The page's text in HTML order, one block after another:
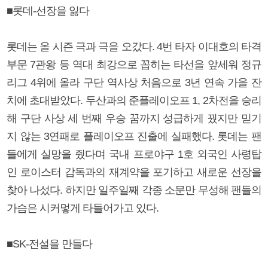
■롯데-선장을 잃다
롯데는 올 시즌 극과 극을 오갔다. 4번 타자 이대호의 타격
부문 7관왕 등 역대 최강으로 꼽히는 타선을 앞세워 정규
리그 4위에 올라 구단 역사상 처음으로 3년 연속 가을 잔
치에 초대받았다. 두산과의 준플레이오프 1, 2차전을 승리
해 구단 사상 세 번째 우승 꿈까지 성급하게 꿨지만 믿기
지 않는 3연패로 플레이오프 진출에 실패했다. 롯데는 팬
들에게 실망을 줬다며 국내 프로야구 1호 외국인 사령탑
인 로이스터 감독과의 재계약을 포기하고 새로운 선장을
찾아 나섰다. 하지만 일주일째 각종 소문만 무성해 팬들의
가슴은 시커멓게 타들어가고 있다.
■SK-전설을 만들다